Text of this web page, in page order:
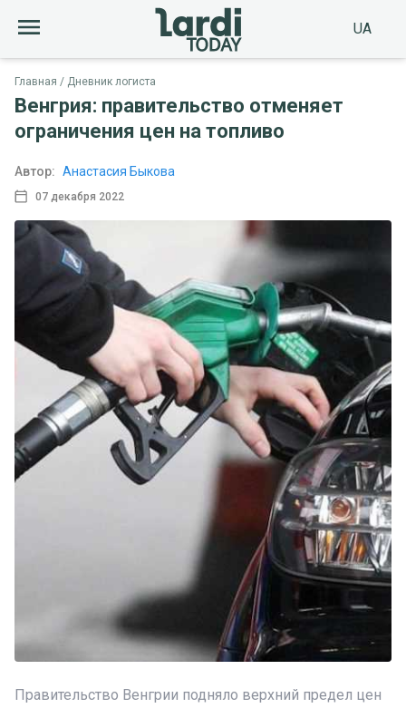
UA
Главная Дневник логиста
Венгрия: правительство отменяет
ограничения цен на топливо
07 декабря 2022
Автор: Анастасия Быкова
Правительство Венгрии подняло верхний предел цен